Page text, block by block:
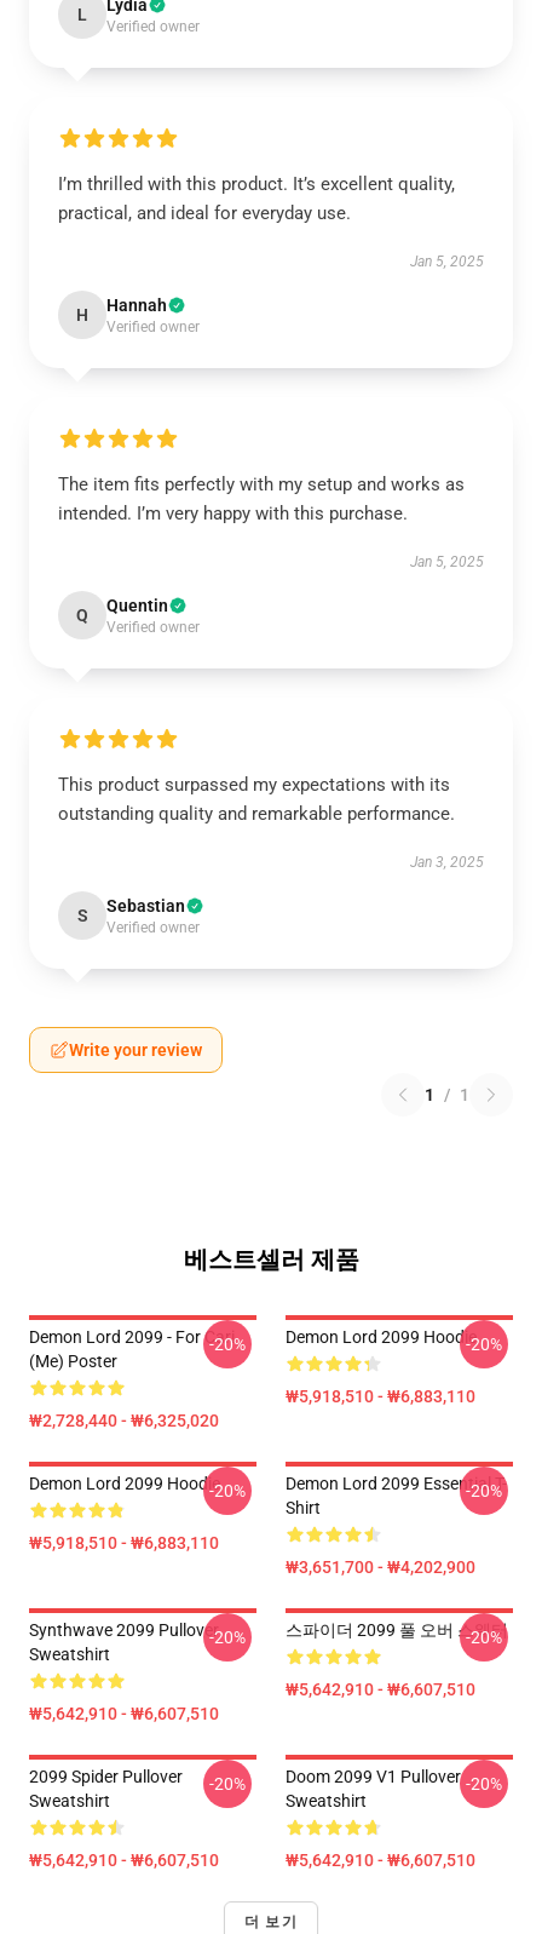
L Lydia
Verified owner
I’m thrilled with this product. It’s excellent quality,
practical, and ideal for everyday use.
Jan 5, 2025
H Hannah
Verified owner
The item fits perfectly with my setup and works as
intended. I’m very happy with this purchase.
Jan 5, 2025
Q Quentin
Verified owner
This product surpassed my expectations with its
outstanding quality and remarkable performance.
Jan 3, 2025
S Sebastian
Verified owner
Write your review
1 / 1
베스트셀러 제품
Demon Lord 2099 - For Cari
(me) Poster
₩2,728,440 - ₩6,325,020
-20% Demon Lord 2099 Hoodie
₩5,918,510 - ₩6,883,110
-20%
Demon Lord 2099 Hoodie
₩5,918,510 - ₩6,883,110
-20%
Demon Lord 2099 Essential T-
Shirt
₩3,651,700 - ₩4,202,900
-20%
Synthwave 2099 Pullover
Sweatshirt
₩5,642,910 - ₩6,607,510
-20% 스파이더 2099 풀 오버 스웨터
₩5,642,910 - ₩6,607,510
-20%
2099 Spider Pullover
Sweatshirt
₩5,642,910 - ₩6,607,510
-20%
Doom 2099 V1 Pullover
Sweatshirt
₩5,642,910 - ₩6,607,510
-20%
더 보기